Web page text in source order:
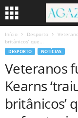
Início Desporto
britânicos’ que...
DESPORTO NOTÍCIAS
Veteranos
Kearns
britânicos’